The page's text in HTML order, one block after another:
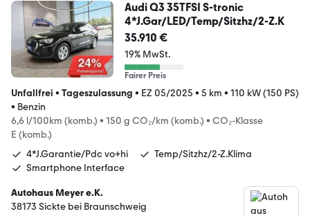
Audi Q3 35TFSI S-tronic
4*J.Gar/LED/Temp/Sitzhz/2-Z.K
35.910 €
19% MwSt.
Fairer Preis
Unfallfrei • Tageszulassung • EZ 05/2025 • 5 km • 110 kW (150 PS)
• Benzin
6,6 l/100km (komb.) • 150 g CO₂/km (komb.) • CO₂-Klasse
E (komb.)
4*J.Garantie/Pdc vo+hi
Temp/Sitzhz/2-Z.Klima
Smartphone Interface
Autohaus Meyer e.K.
38173 Sickte bei Braunschweig